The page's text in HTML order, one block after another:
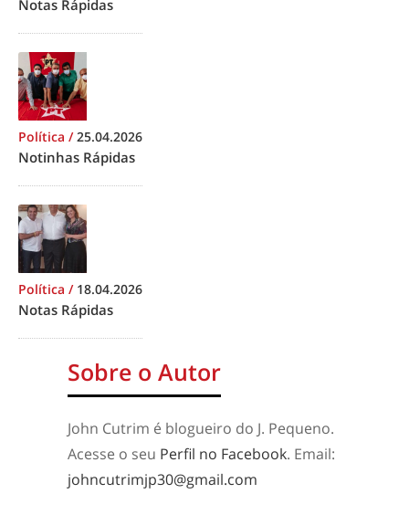
Notas Rápidas
Política /25.04.2026
Notinhas Rápidas
Política / 18.04.2026
Notas Rápidas
Sobre o Autor
John Cutrim é blogueiro do J. Pequeno.
Acesse o seu Perfil no Facebook. Email:
johncutrimjp30@gmail.com